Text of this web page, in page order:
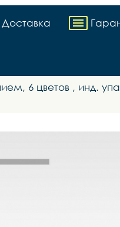
Доставка
6 цветов , инд.